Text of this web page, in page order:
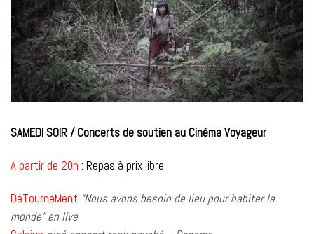
SAMEDI SOIR / Concerts de soutien au Cinéma Voyageur
A partir de 20h : Repas à prix libre
DéTourneMent “Nous avons besoin de lieu pour habiter le
monde” en live